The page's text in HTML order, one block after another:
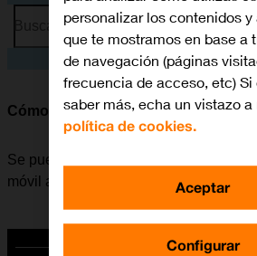
Busca por problema o tema
Cómo seleccionar el timbre de
Se puede seleccionar el timbre de
móvil al recibir una llamada.
personalizar los contenidos
que te mostramos en base a
de navegación (páginas
frecuencia de acceso, etc) Si
saber más, echa un vistazo a
política de cookies.
Configurar
Aceptar